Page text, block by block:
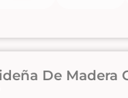
De Madera